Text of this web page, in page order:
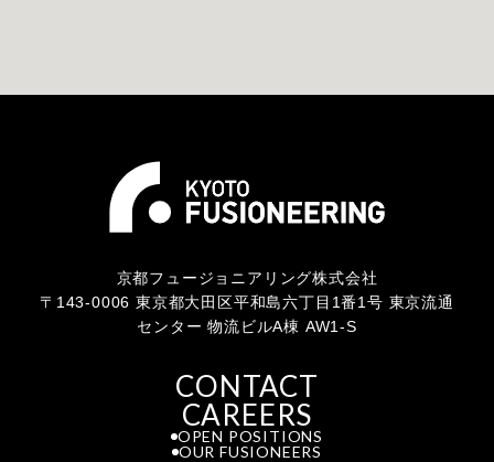
京都フュージョニアリング株式会社
〒143-0006 東京都大田区平和島六丁目1番1号 東京流通
センター 物流ビルA棟 AW1-S
CONTACT
CAREERS
OPEN POSITIONS
OUR FUSIONEERS